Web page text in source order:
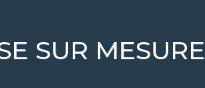
SUR MESURE